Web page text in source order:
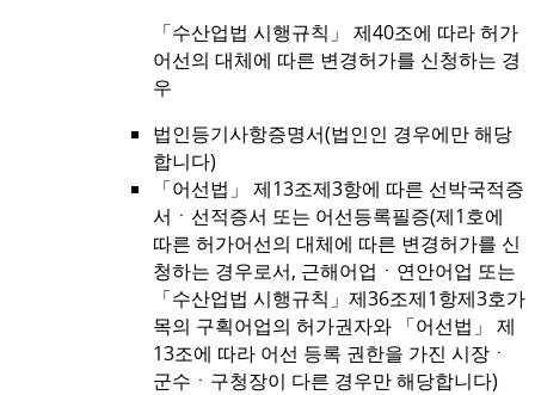
「수산업법 시행규칙」 제40조에 따라 허가
어선의 대체에 따른 변경허가를 신청하는 경
우
법인등기사항증명서(법인인 경우에만 해당
합니다)
「어선법」 제13조제3항에 따른 선박국적증
서ㆍ선적증서 또는 어선등록필증(제1호에
따른 허가어선의 대체에 따른 변경허가를 신
청하는 경우로서, 근해어업ㆍ연안어업 또는
「수산업법 시행규칙」제36조제1항제3호가
목의 구획어업의 허가권자와 「어선법」 제
13조에 따라 어선 등록 권한을 가진 시장ㆍ
군수ㆍ구청장이 다른 경우만 해당합니다)